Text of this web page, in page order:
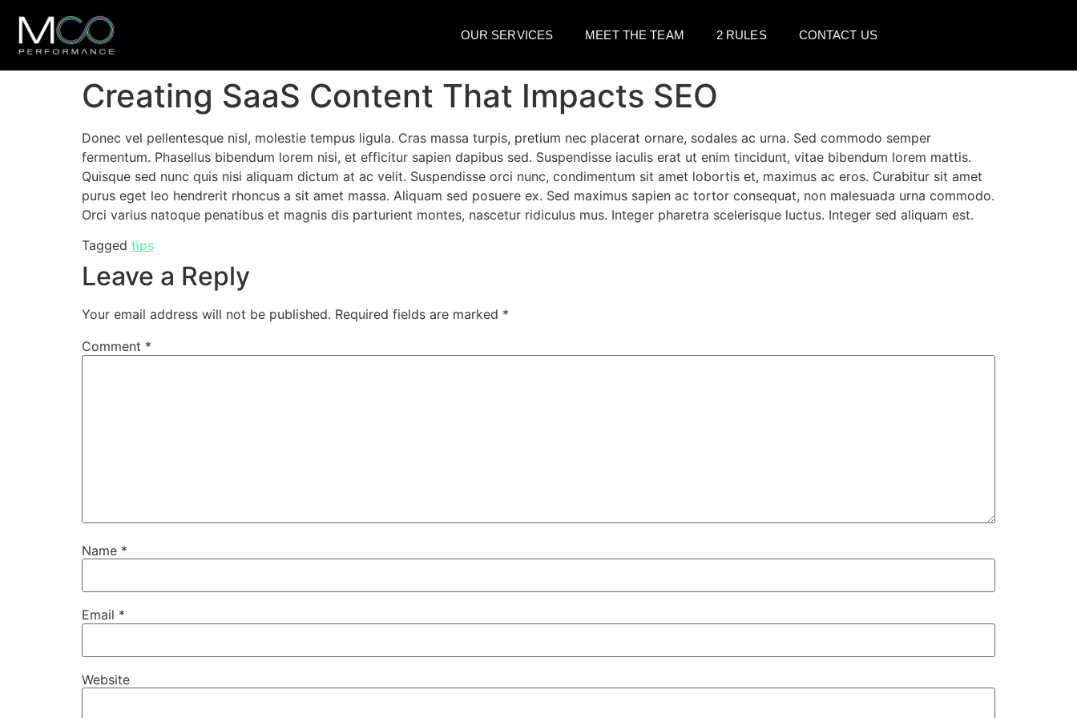
OUR SERVICES MEET THE TEAM 2 RULES CONTACT US
Creating SaaS Content That Impacts SEO
Donec vel pellentesque nisl, molestie tempus ligula. Cras massa turpis, pretium nec placerat ornare, sodales ac urna. Sed commodo semper
fermentum. Phasellus bibendum lorem nisi, et efficitur sapien dapibus sed. Suspendisse iaculis erat ut enim tincidunt, vitae bibendum lorem mattis.
Quisque sed nunc quis nisi aliquam dictum at ac velit. Suspendisse orci nunc, condimentum sit amet lobortis et, maximus ac eros. Curabitur sit amet
purus eget leo hendrerit rhoncus a sit amet massa. Aliquam sed posuere ex. Sed maximus sapien ac tortor consequat, non malesuada urna commodo.
Orci varius natoque penatibus et magnis dis parturient montes, nascetur ridiculus mus. Integer pharetra scelerisque luctus. Integer sed aliquam est.
Tagged tips
Leave a Reply
Your email address will not be published. Required fields are marked *
Comment *
Name *
Email *
Website